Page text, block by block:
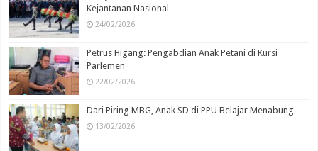
Kejantanan Nasional
24/02/2026
Petrus Higang: Pengabdian Anak Petani di Kursi
Parlemen
22/02/2026
Dari Piring MBG, Anak SD di PPU Belajar Menabung
13/02/2026